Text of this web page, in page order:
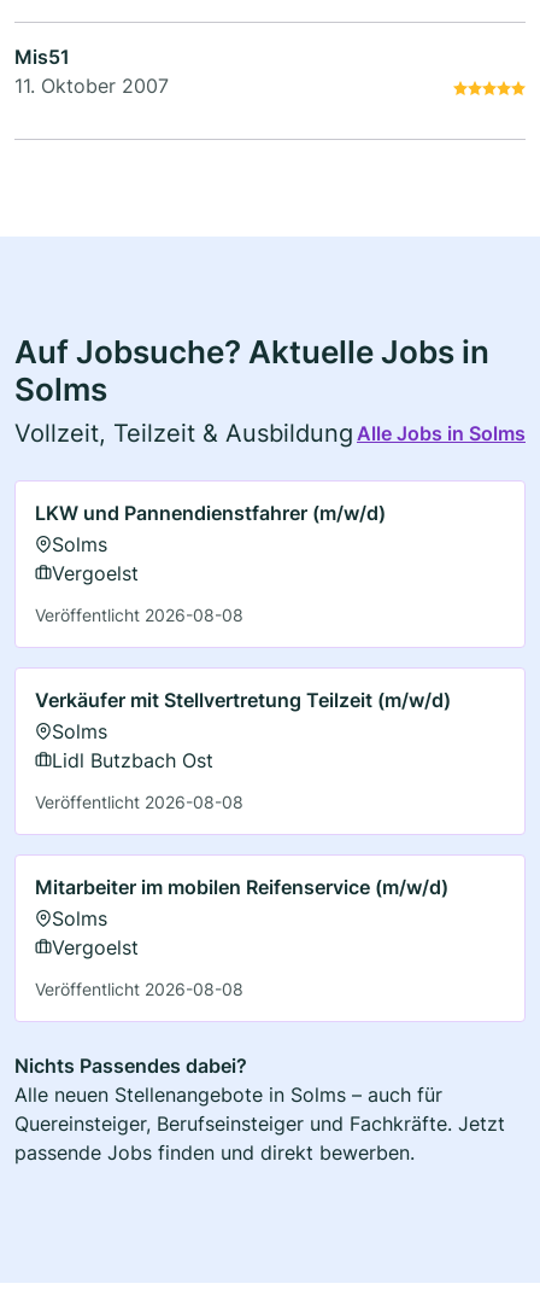
Mis51
11. Oktober 2007
Auf Jobsuche? Aktuelle Jobs in
Solms
Vollzeit, Teilzeit & Ausbildung Alle Jobs in Solms
LKW und Pannendienstfahrer (m/w/d)
Solms
Vergoelst
Veröffentlicht 2026-08-08
Verkäufer mit Stellvertretung Teilzeit (m/w/d)
Solms
Lidl Butzbach Ost
Veröffentlicht 2026-08-08
Mitarbeiter im mobilen Reifenservice (m/w/d)
Solms
Vergoelst
Veröffentlicht 2026-08-08
Nichts Passendes dabei?
Alle neuen Stellenangebote in Solms – auch für
Quereinsteiger, Berufseinsteiger und Fachkräfte. Jetzt
passende Jobs finden und direkt bewerben.